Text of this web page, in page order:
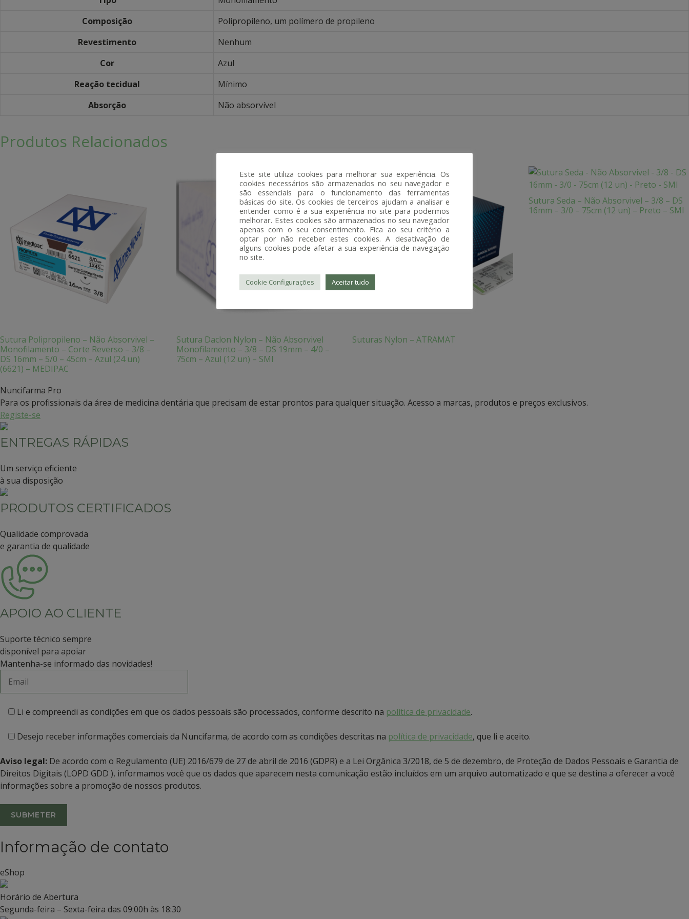
Composição
Polipropileno, um polímero de propileno
Revestimento
Nenhum
Cor
Azul
Reação tecidual
Mínimo
Absorção
Não absorvível
Produtos Relacionados
Sutura Polipropileno – Não Absorvivel –
Monofilamento – Corte Reverso – 3/8 –
DS 16mm – 5/0 – 45cm – Azul (24 un)
(6621) – MEDIPAC
Sutura Daclon Nylon – Não Absorvivel
Monofilamento – 3/8 – DS 19mm – 4/0 –
75cm – Azul (12 un) – SMI
Suturas Nylon – ATRAMAT
Sutura Seda – Não Absorvivel – 3/8 – DS
16mm – 3/0 – 75cm (12 un) – Preto – SMI
Nuncifarma Pro
Para os profissionais da área de medicina dentária que precisam de estar prontos para qualquer situação. Acesso a marcas, produtos e preços exclusivos.
Registe-se
ENTREGAS RÁPIDAS
Um serviço eficiente
à sua disposição
PRODUTOS CERTIFICADOS
Qualidade comprovada
e garantia de qualidade
APOIO AO CLIENTE
Suporte técnico sempre
disponível para apoiar
Mantenha-se informado das novidades!
Li e compreendi as condições em que os dados pessoais são processados, conforme descrito na política de privacidade.
Desejo receber informações comerciais da Nuncifarma, de acordo com as condições descritas na política de privacidade, que li e aceito.
Aviso legal: De acordo com o Regulamento (UE) 2016/679 de 27 de abril de 2016 (GDPR) e a Lei Orgânica 3/2018, de 5 de dezembro, de Proteção de Dados Pessoais e Garantia de
Direitos Digitais (LOPD GDD ), informamos você que os dados que aparecem nesta comunicação estão incluídos em um arquivo automatizado e que se destina a oferecer a você
informações sobre a promoção de nossos produtos.
Informação de contato
eShop
Horário de Abertura
Segunda-feira – Sexta-feira das 09:00h às 18:30
Este site utiliza cookies para melhorar sua experiência. Os
cookies necessários são armazenados no seu navegador e
são essenciais para o funcionamento das ferramentas
básicas do site. Os cookies de terceiros ajudam a analisar e
entender como é a sua experiência no site para podermos
melhorar. Estes cookies são armazenados no seu navegador
apenas com o seu consentimento. Fica ao seu critério a
optar por não receber estes cookies. A desativação de
alguns cookies pode afetar a sua experiência de navegação
no site.
Cookie Configurações Aceitar tudo